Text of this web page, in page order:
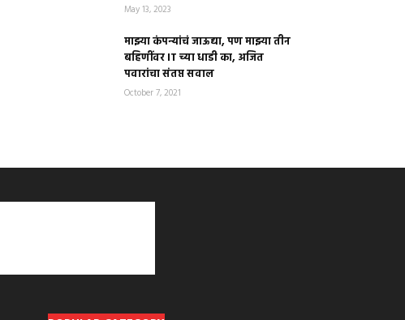
May 13, 2023
माझ्या कंपन्यांचं जाऊद्या, पण माझ्या तीन
बहिणींवर IT च्या धाडी का, अजित
पवारांचा संतप्त सवाल
October 7, 2021